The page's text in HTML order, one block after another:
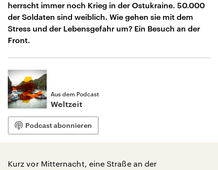
herrscht immer noch Krieg in der Ostukraine. 50.000
der Soldaten sind weiblich. Wie gehen sie mit dem
Stress und der Lebensgefahr um? Ein Besuch an der
Front.
Aus dem Podcast
Weltzeit
Podcast abonnieren
Kurz vor Mitternacht, eine Straße an der